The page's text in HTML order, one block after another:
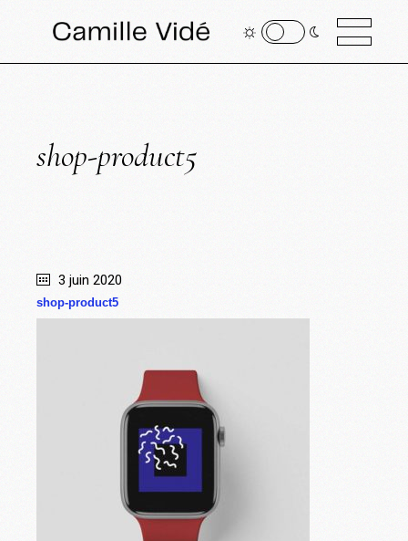
shop-product5
3 juin 2020
shop-product5